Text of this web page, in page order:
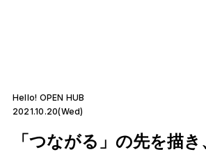
Hello! OPEN HUB
2021.10.20(Wed)
「つながる」の先を描